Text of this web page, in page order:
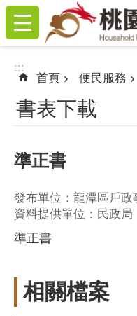
跳到主要內容區塊
:::
:::
首頁 便民服務
書表下載
準正書
發布單位：龍潭區戶政
資料提供單位：民政局
準正書
相關檔案